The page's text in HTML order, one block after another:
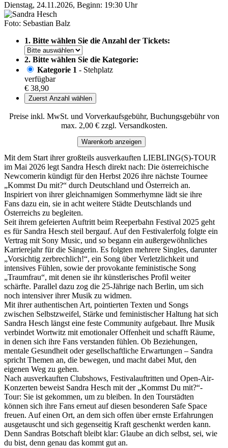
Dienstag, 24.11.2026, Beginn: 19:30 Uhr
Foto: Sebastian Balz
1. Bitte wählen Sie die Anzahl der Tickets:
2. Bitte wählen Sie die Kategorie:
Kategorie 1 - Stehplatz
verfügbar
€ 38,90
Zuerst Anzahl wählen
Preise inkl. MwSt. und Vorverkaufsgebühr, Buchungsgebühr von
max. 2,00 € zzgl. Versandkosten.
Warenkorb anzeigen
Mit dem Start ihrer großteils ausverkauften LIEBLING(S)-TOUR
im Mai 2026 legt Sandra Hesch direkt nach: Die österreichische
Newcomerin kündigt für den Herbst 2026 ihre nächste Tournee
„Kommst Du mit?“ durch Deutschland und Österreich an.
Inspiriert von ihrer gleichnamigen Sommerhymne lädt sie ihre
Fans dazu ein, sie in acht weitere Städte Deutschlands und
Österreichs zu begleiten.
Seit ihrem gefeierten Auftritt beim Reeperbahn Festival 2025 geht
es für Sandra Hesch steil bergauf. Auf den Festivalerfolg folgte ein
Vertrag mit Sony Music, und so begann ein außergewöhnliches
Karrierejahr für die Sängerin. Es folgten mehrere Singles, darunter
„Vorsichtig zerbrechlich!“, ein Song über Verletzlichkeit und
intensives Fühlen, sowie der provokante feministische Song
„Traumfrau“, mit denen sie ihr künstlerisches Profil weiter
schärfte. Parallel dazu zog die 25-Jährige nach Berlin, um sich
noch intensiver ihrer Musik zu widmen.
Mit ihrer authentischen Art, pointierten Texten und Songs
zwischen Selbstzweifel, Stärke und feministischer Haltung hat sich
Sandra Hesch längst eine feste Community aufgebaut. Ihre Musik
verbindet Wortwitz mit emotionaler Offenheit und schafft Räume,
in denen sich ihre Fans verstanden fühlen. Ob Beziehungen,
mentale Gesundheit oder gesellschaftliche Erwartungen – Sandra
spricht Themen an, die bewegen, und macht dabei Mut, den
eigenen Weg zu gehen.
Nach ausverkauften Clubshows, Festivalauftritten und Open-Air-
Konzerten beweist Sandra Hesch mit der „Kommst Du mit?“-
Tour: Sie ist gekommen, um zu bleiben. In den Tourstädten
können sich ihre Fans erneut auf diesen besonderen Safe Space
freuen. Auf einen Ort, an dem sich offen über ernste Erfahrungen
ausgetauscht und sich gegenseitig Kraft geschenkt werden kann.
Denn Sandras Botschaft bleibt klar: Glaube an dich selbst, sei, wie
du bist, denn genau das kommt gut an.